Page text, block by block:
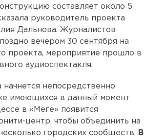
составляет около 5
руководитель проекта
Дальнова. Журналистов
вечером 30 сентября на
проекта, мероприятие прошло в
аудиоспектакля.
непосредственно
имеющихся в данный момент
в «Меге» появится
центр, чтобы объединить на
городских сообществ. В